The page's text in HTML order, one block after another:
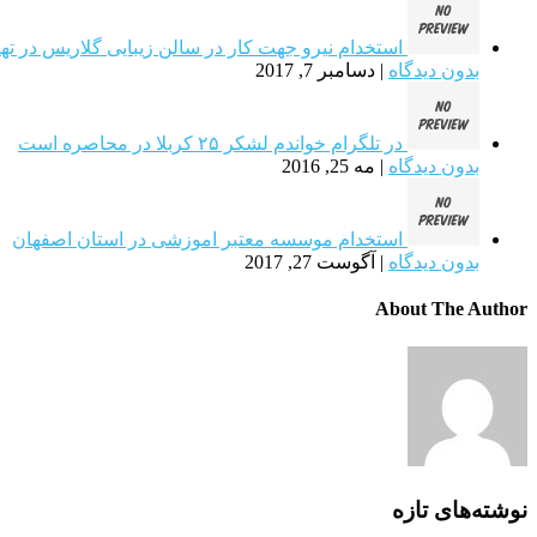
استخدام نیرو جهت کار در سالن زیبایی گلاریس در
بدون دیدگاه | دسامبر 7, 2017
در تلگرام خواندم لشکر ۲۵ کربلا در محاصره است
بدون دیدگاه | مه 25, 2016
استخدام موسسه معتبر اموزشی در استان اصفهان
بدون دیدگاه | آگوست 27, 2017
About The Author
نوشته‌های تازه